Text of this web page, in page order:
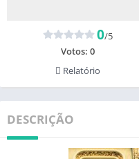
0/5
Votos: 0
Relatório
DESCRIÇÃO